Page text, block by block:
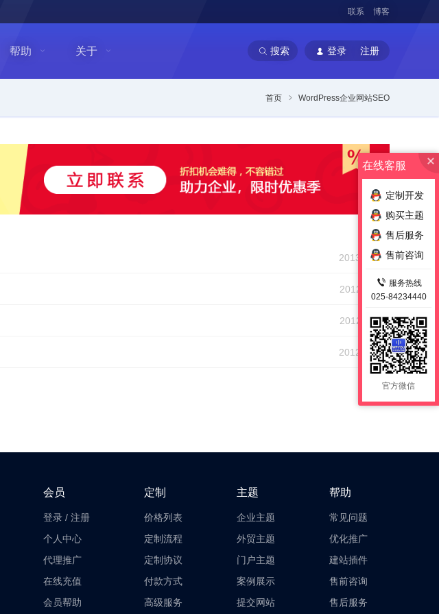
联系 博客
帮助 关于 搜索 登录 注册
首页 WordPress企业网站SEO
2013-02-21
2012-11-18
2012-11-04
2012-09-28
会员
登录 /注册
个人中心
代理推广
在线充值
会员帮助
定制
价格列表
定制流程
定制协议
付款方式
高级服务
主题
企业主题
外贸主题
门户主题
案例展示
提交网站
帮助
常见问题
优化推广
建站插件
售前咨询
售后服务
在线客服
定制开发
购买主题
售后服务
售前咨询
服务热线
025-84234440
官方微信